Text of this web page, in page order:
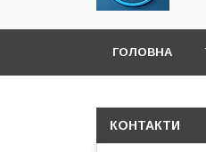
ГОЛОВНА
КОНТАКТИ